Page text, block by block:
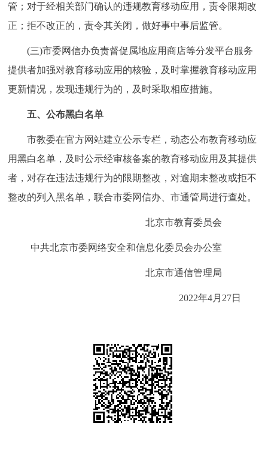
管；对于经相关部门确认的违规教育移动应用，责令限期改
正；拒不改正的，责令其关闭，做好事中事后监管。
(三)市委网信办负责督促属地应用商店等分发平台服务
提供者加强对教育移动应用的核验，及时掌握教育移动应用
更新情况，发现违规行为的，及时采取相应措施。
五、公布黑白名单
市教委在官方网站建立公示专栏，动态公布教育移动应
用黑白名单，及时公示经审核备案的教育移动应用及其提供
者，对存在违法违规行为的限期整改，对逾期未整改或拒不
整改的列入黑名单，联合市委网信办、市通管局进行查处。
北京市教育委员会
中共北京市委网络安全和信息化委员会办公室
北京市通信管理局
2022年4月27日